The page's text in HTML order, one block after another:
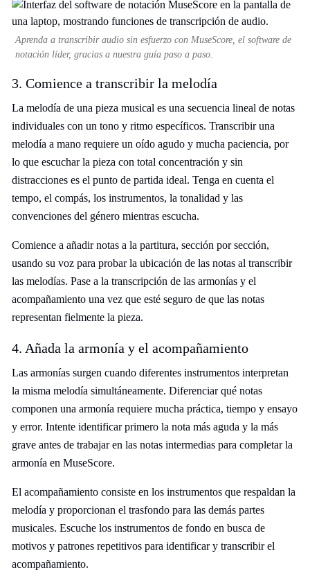
Aprenda a transcribir audio sin esfuerzo con MuseScore, el software de
notación líder, gracias a nuestra guía paso a paso.
3. Comience a transcribir la melodía
La melodía de una pieza musical es una secuencia lineal de notas
individuales con un tono y ritmo específicos. Transcribir una
melodía a mano requiere un oído agudo y mucha paciencia, por
lo que escuchar la pieza con total concentración y sin
distracciones es el punto de partida ideal. Tenga en cuenta el
tempo, el compás, los instrumentos, la tonalidad y las
convenciones del género mientras escucha.
Comience a añadir notas a la partitura, sección por sección,
usando su voz para probar la ubicación de las notas al transcribir
las melodías. Pase a la transcripción de las armonías y el
acompañamiento una vez que esté seguro de que las notas
representan fielmente la pieza.
4. Añada la armonía y el acompañamiento
Las armonías surgen cuando diferentes instrumentos interpretan
la misma melodía simultáneamente. Diferenciar qué notas
componen una armonía requiere mucha práctica, tiempo y ensayo
y error. Intente identificar primero la nota más aguda y la más
grave antes de trabajar en las notas intermedias para completar la
armonía en MuseScore.
El acompañamiento consiste en los instrumentos que respaldan la
melodía y proporcionan el trasfondo para las demás partes
musicales. Escuche los instrumentos de fondo en busca de
motivos y patrones repetitivos para identificar y transcribir el
acompañamiento.